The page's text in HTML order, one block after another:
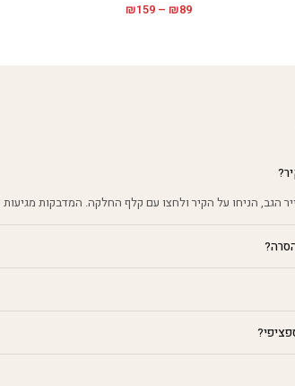
₪89
–
₪159
הגב, הניחו על הקיר ולחצו עם קלף החלקה. המדבקות